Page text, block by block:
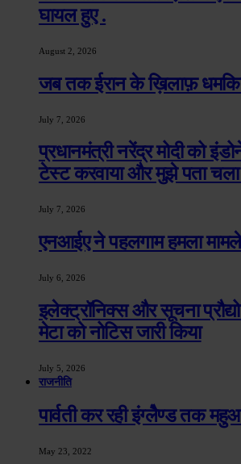
घायल हुए .
August 2, 2026
जब तक ईरान के ख़िलाफ़
July 7, 2026
प्रधानमंत्री नरेंद्र मोदी को
टेस्ट करवाया और मुझे पता चला
July 7, 2026
एनआईए ने पहलगाम हमला
July 6, 2026
इलेक्ट्रॉनिक्स और सूचना
मेटा को नोटिस जारी किया
July 5, 2026
राजनीति
पार्वती कर रही इंग्लेैण्ड तक
May 23, 2022